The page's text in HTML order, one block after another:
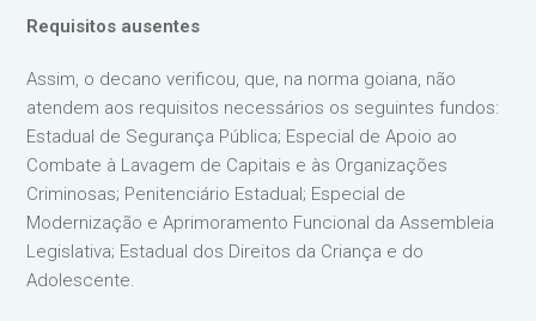
Requisitos ausentes
Assim, o decano verificou, que, na norma goiana, não
atendem aos requisitos necessários os seguintes fundos:
Estadual de Segurança Pública; Especial de Apoio ao
Combate à Lavagem de Capitais e às Organizações
Criminosas; Penitenciário Estadual; Especial de
Modernização e Aprimoramento Funcional da Assembleia
Legislativa; Estadual dos Direitos da Criança e do
Adolescente.